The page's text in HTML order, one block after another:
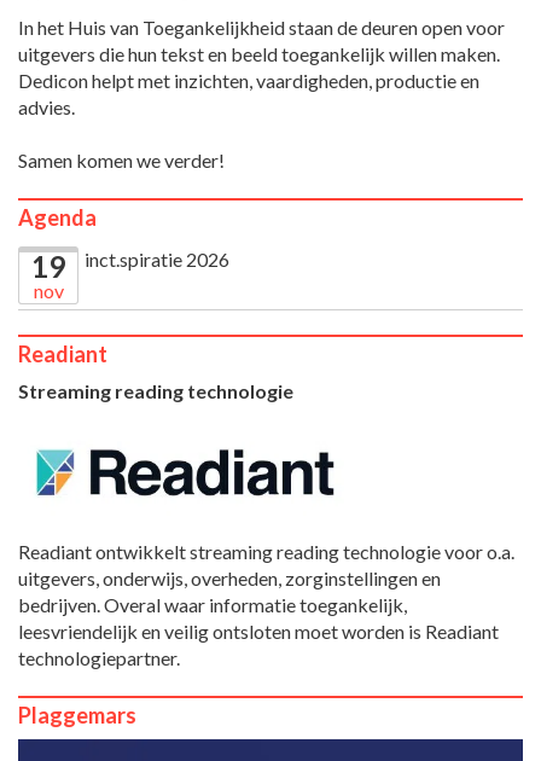
In het Huis van Toegankelijkheid staan de deuren open voor
uitgevers die hun tekst en beeld toegankelijk willen maken.
Dedicon helpt met inzichten, vaardigheden, productie en
advies.
Samen komen we verder!
Agenda
19
nov
inct.spiratie 2026
Readiant
Streaming reading technologie
Readiant ontwikkelt streaming reading technologie voor o.a.
uitgevers, onderwijs, overheden, zorginstellingen en
bedrijven. Overal waar informatie toegankelijk,
leesvriendelijk en veilig ontsloten moet worden is Readiant
technologiepartner.
Plaggemars